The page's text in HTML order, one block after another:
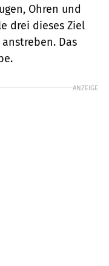
Ohren und
drei dieses Ziel
Das
ANZEIGE